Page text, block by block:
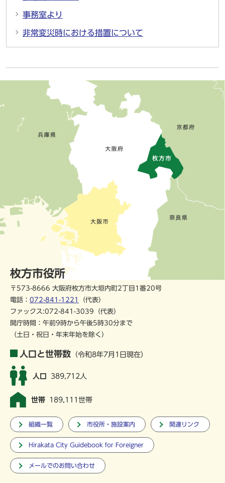
事務室より
非常変災時における措置について
枚方市役所
〒573-8666 大阪府枚方市大垣内町2丁目1番20号
電話： 072-841-1221
（代表）
ファックス:072-841-3039（代表）
開庁時間：午前9時から午後5時30分まで
（土日・祝日・年末年始を除く）
人口と世帯数 （令和8年7月1日現在）
人口 389,712人
世帯 189,111世帯
組織一覧 市役所・施設案内 関連リンク
Hirakata City Guidebook for Foreigner
メールでのお問い合わせ